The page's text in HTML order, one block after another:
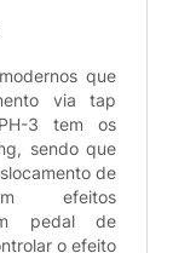
que
via tap
3 tem os
sendo que
de
efeitos
pedal de
o efeito